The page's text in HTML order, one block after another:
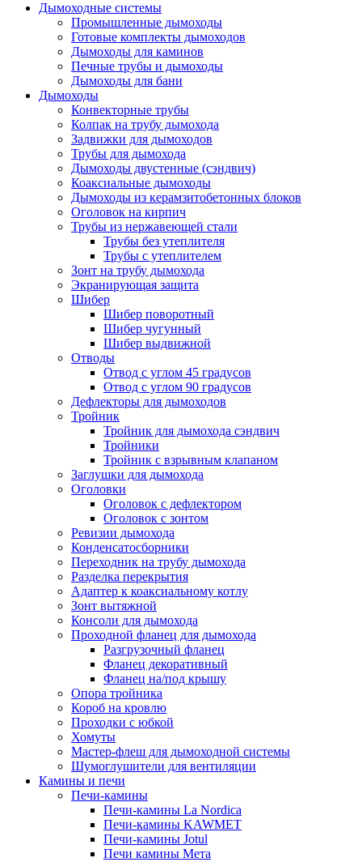
Дымоходные системы
Промышленные дымоходы
Готовые комплекты дымоходов
Дымоходы для каминов
Печные трубы и дымоходы
Дымоходы для бани
Дымоходы
Конвекторные трубы
Колпак на трубу дымохода
Задвижки для дымоходов
Трубы для дымохода
Дымоходы двустенные (сэндвич)
Коаксиальные дымоходы
Дымоходы из керамзитобетонных блоков
Оголовок на кирпич
Трубы из нержавеющей стали
Трубы без утеплителя
Трубы с утеплителем
Зонт на трубу дымохода
Экранирующая защита
Шибер
Шибер поворотный
Шибер чугунный
Шибер выдвижной
Отводы
Отвод с углом 45 градусов
Отвод с углом 90 градусов
Дефлекторы для дымоходов
Тройник
Тройник для дымохода сэндвич
Тройники
Тройник с взрывным клапаном
Заглушки для дымохода
Оголовки
Оголовок с дефлектором
Оголовок с зонтом
Ревизии дымохода
Конденсатосборники
Переходник на трубу дымохода
Разделка перекрытия
Адаптер к коаксиальному котлу
Зонт вытяжной
Консоли для дымохода
Проходной фланец для дымохода
Разгрузочный фланец
Фланец декоративный
Фланец на/под крышу
Опора тройника
Короб на кровлю
Проходки с юбкой
Хомуты
Мастер-флеш для дымоходной системы
Шумоглушители для вентиляции
Камины и печи
Печи-камины
Печи-камины La Nordica
Печи-камины KAWMET
Печи-камины Jotul
Печи камины Мета